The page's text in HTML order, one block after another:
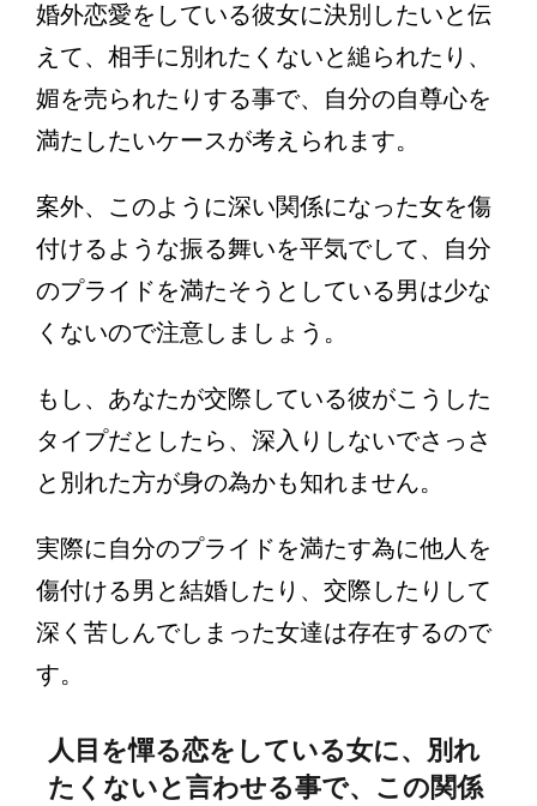
婚外恋愛をしている彼女に決別したいと伝
えて、相手に別れたくないと縋られたり、
媚を売られたりする事で、自分の自尊心を
満たしたいケースが考えられます。
案外、このように深い関係になった女を傷
付けるような振る舞いを平気でして、自分
のプライドを満たそうとしている男は少な
くないので注意しましょう。
もし、あなたが交際している彼がこうした
タイプだとしたら、深入りしないでさっさ
と別れた方が身の為かも知れません。
実際に自分のプライドを満たす為に他人を
傷付ける男と結婚したり、交際したりして
深く苦しんでしまった女達は存在するので
す。
人目を憚る恋をしている女に、別れ
たくないと言わせる事で、この関係